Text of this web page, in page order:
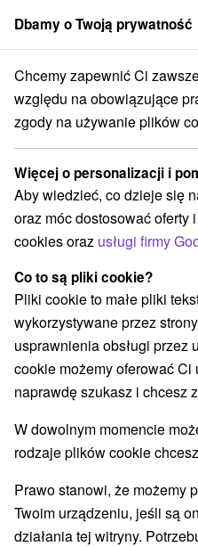
członek grupySorger
Atrakcje na Słowacji Tory
Tory gokartowe
Kategorie
Wszystkie kategorie
Szlaki winne (1) Tory
Obiekty architektoniczne
Miejsca sakralne(1)
Zamki, pałace, ruiny(1)
Wieże obserwacyjne i
Jeziora, jeziora, zbiorniki
Aquaparki, baseny (11)
Atrakcje dla dzieci
Ogrody zoologiczne i fermy
Muzea i galerie(5) Atrakcje
Wsie i miasta
Dbamy o Twoją prywatność
Chcemy zapewnić Ci
względu na obowiązujące
zgody na używanie plików
Więcej o personalizacji i
Aby wiedzieć, co dzieje się
oraz móc dostosować oferty
cookies oraz usługi firmy
Co to są pliki cookie?
Pliki cookie to małe pliki
wykorzystywane przez
usprawnienia obsługi przez
cookie możemy oferować Ci
naprawdę szukasz i chcesz
W dowolnym momencie
rodzaje plików cookie
Prawo stanowi, że możemy
Twoim urządzeniu, jeśli są
działania tej witryny.